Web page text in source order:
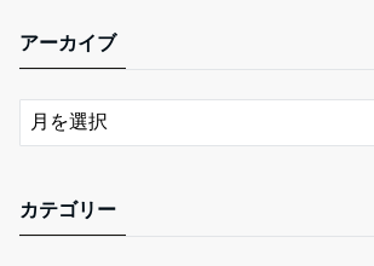
アーカイブ
カテゴリー